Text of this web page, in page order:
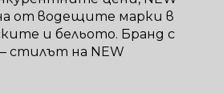
от водещите марки в
и бельото. Бранд с
стилът на NEW